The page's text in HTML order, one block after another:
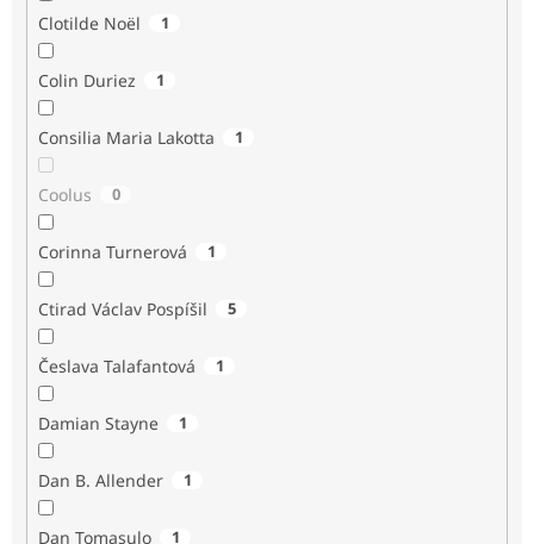
Clotilde Noël 1
Colin Duriez 1
Consilia Maria Lakotta 1
Coolus 0
Corinna Turnerová 1
Ctirad Václav Pospíšil 5
Česlava Talafantová 1
Damian Stayne 1
Dan B. Allender 1
Dan Tomasulo 1